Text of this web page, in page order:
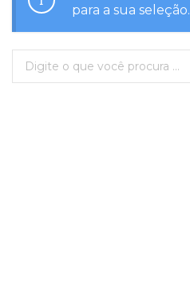
para a sua seleção.